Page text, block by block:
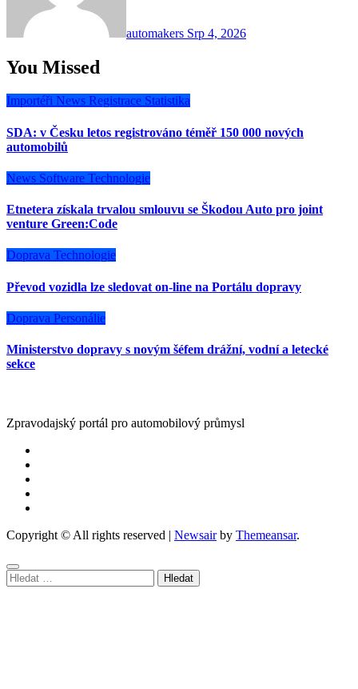
automakers Srp 4, 2026
You Missed
Importéři News Registrace Statistika
SDA: v Česku letos registrováno téměř 150 000 nových
automobilů
News Software Technologie
Etnetera získala trvalou smlouvu se Škodou Auto pro joint
venture Green:Code
Doprava Technologie
Převod vozidla lze sledovat on-line na Portálu dopravy
Doprava Personálie
Ministerstvo dopravy s novým šéfem drážní, vodní a letecké
sekce
Zpravodajský portál pro automobilový průmysl
Copyright © All rights reserved | Newsairby Themeansar.
Vyhledávání